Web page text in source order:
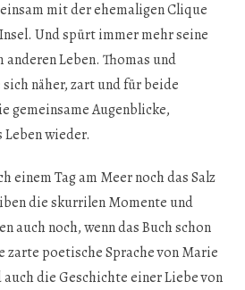
mit der ehemaligen Clique
Und spürt immer mehr seine
Leben. Thomas und
näher, zart und für beide
gemeinsame Augenblicke,
Leben wieder.
einem Tag am Meer noch das Salz
die skurrilen Momente und
auch noch, wenn das Buch schon
zarte poetische Sprache von Marie
die Geschichte einer Liebe von